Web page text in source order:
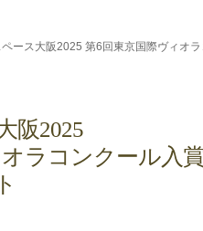
ース大阪2025 第6回東京国際ヴィオ
阪2025
ラコンクール入